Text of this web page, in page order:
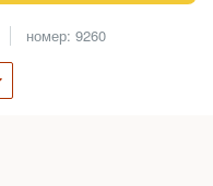
номер: 9260